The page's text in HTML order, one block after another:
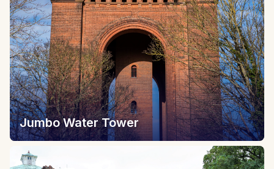
Jumbo Water Tower